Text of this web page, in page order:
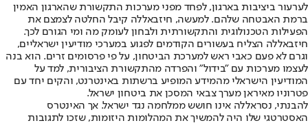
לערעור ביציבות בארגון, לפחד מפני מערכות התקשורת שהארגון האמין
ברמת האבטחה שלהם. למעשה, חיזבאללה קיבל החלטה לצמצם את
הפעילות הטכנולוגית והתקשורתית ולבחון לעומק מה ומי הגורם לכך.
חיזבאללה הצליח בעשורים הקודמים לפגוע במערכי מודיעין ישראליים,
וגרם לא פעם כאבי ראש למערכת הביטחון, על פי פרסומים זרים. הוא בנה
לעצמו מערכות עם "בידול" והפרדה מהתקשורת הציבורית, למד על
המודיעין הישראלי מהמידע המופיע ברשתות באינטרנט, והקים יחד עם
פטרוניו מאיראן מערך צבאי המסכן את ביטחון ישראל.
להבנתי, נסראללה אינו חושש ממלחמה נגד ישראל. אך האינטרס
האסטרטגי שלו היה להמשיך את המהלומות היזומות, שזכו לתגובות